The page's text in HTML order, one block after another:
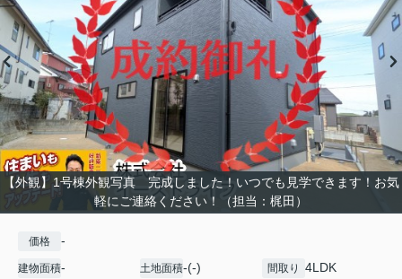
【外観】1号棟外観写真 完成しました！いつでも見学できます！お気
軽にご連絡ください！（担当：梶田）
価格 -
建物面積- 土地面積-(-) 間取り 4LDK